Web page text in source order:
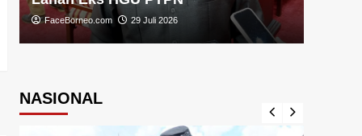
FaceBorneo.com 29 Juli 2026
NASIONAL